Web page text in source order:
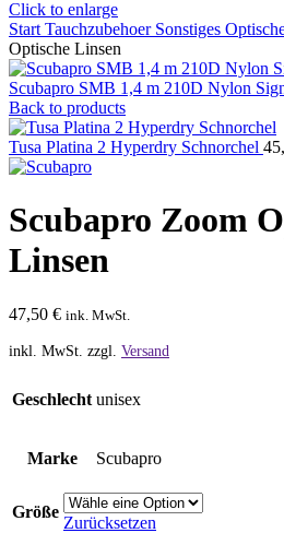
Click to enlarge
Start Tauchzubehoer Sonstiges
Optische Linsen
Scubapro SMB 1,4 m 210D Nylon
Back to products
Tusa Platina 2 Hyperdry Schnorchel
Scubapro Zoom
Linsen
47,50 € ink. MwSt.
inkl. MwSt. zzgl. Versand
Geschlecht unisex
Marke Scubapro
Größe
Zurücksetzen